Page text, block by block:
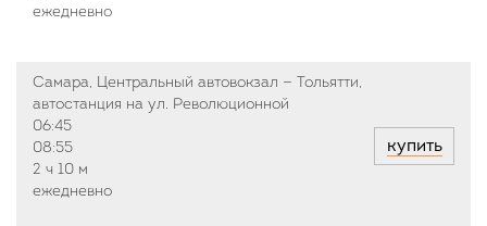
ежедневно
Самара, Центральный автовокзал — Тольятти,
автостанция на ул. Революционной
06:45
08:55
2 ч 10 м
ежедневно
купить